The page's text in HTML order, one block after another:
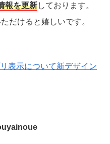
報を更新しております。
だけると嬉しいです。